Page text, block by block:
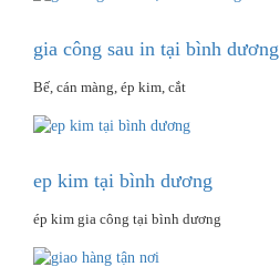
gia công sau in tại bình dương
Bế, cán màng, ép kim, cắt
ep kim tại bình dương
ép kim gia công tại bình dương